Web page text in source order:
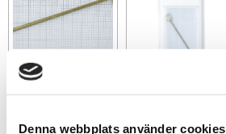
Denna webbplats använder cookies